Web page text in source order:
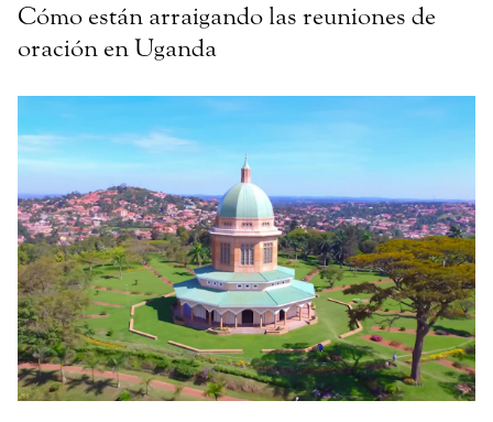
Cómo están arraigando las reuniones de
oración en Uganda